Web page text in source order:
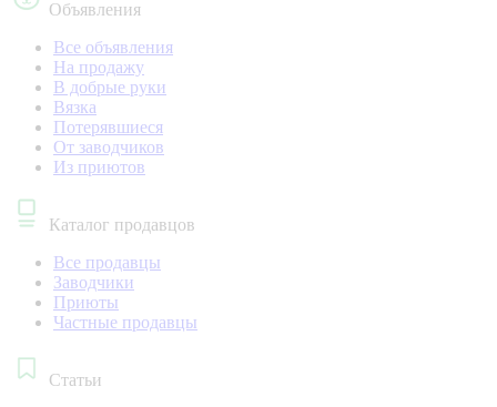
Объявления
Все объявления
На продажу
В добрые руки
Вязка
Потерявшиеся
От заводчиков
Из приютов
Каталог продавцов
Все продавцы
Заводчики
Приюты
Частные продавцы
Статьи